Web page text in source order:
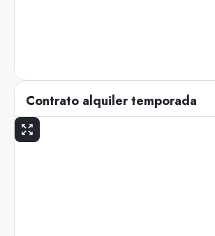
Contrato alquiler temporada